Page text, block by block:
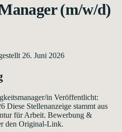
(m/w/d)
26. Juni 2026
in Veröffentlicht:
Diese Stellenanzeige stammt aus
für Arbeit. Bewerbung &
den Original-Link.